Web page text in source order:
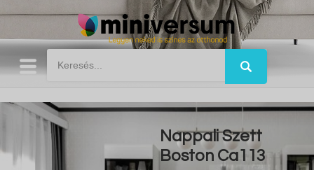
Nappali Szett
Boston Ca113